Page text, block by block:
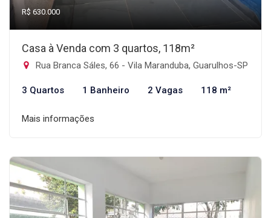
R$ 630.000
Casa à Venda com 3 quartos, 118m²
Rua Branca Sáles, 66 - Vila Maranduba, Guarulhos-SP
3 Quartos 1 Banheiro 2 Vagas 118 m²
Mais informações